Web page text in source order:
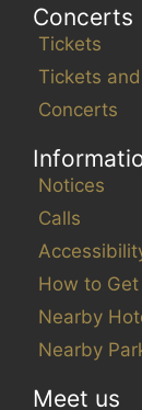
Concerts
Tickets
Tickets
Concerts
Notices
Calls
How to Get
Nearby
Nearby
Meet us